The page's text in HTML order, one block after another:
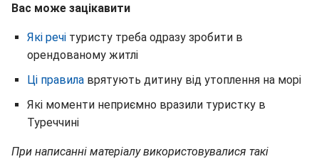
Вас може зацікавити
Які речі туристу треба одразу зробити в
орендованому житлі
Ці правила врятують дитину від утоплення на морі
Які моменти неприємно вразили туристку в
Туреччині
При написанні матеріалу використовувалися такі